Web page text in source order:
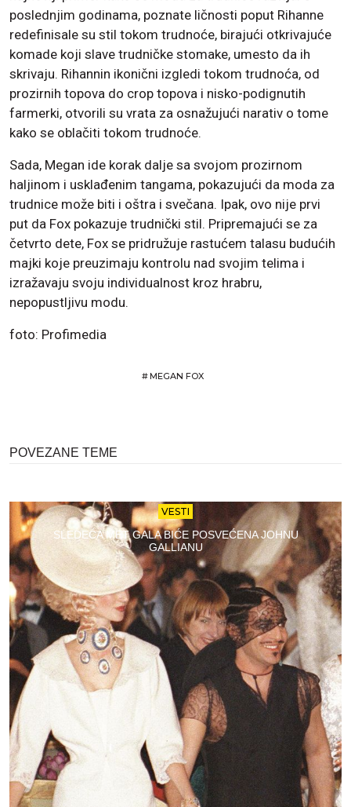
poslednjim godinama, poznate ličnosti poput Rihanne
redefinisale su stil tokom trudnoće, birajući otkrivajuće
komade koji slave trudničke stomake, umesto da ih
skrivaju. Rihannin ikonični izgledi tokom trudnoća, od
prozirnih topova do crop topova i nisko-podignutih
farmerki, otvorili su vrata za osnažujući narativ o tome
kako se oblačiti tokom trudnoće.
Sada, Megan ide korak dalje sa svojom prozirnom
haljinom i usklađenim tangama, pokazujući da moda za
trudnice može biti i oštra i svečana. Ipak, ovo nije prvi
put da Fox pokazuje trudnički stil. Pripremajući se za
četvrto dete, Fox se pridružuje rastućem talasu budućih
majki koje preuzimaju kontrolu nad svojim telima i
izražavaju svoju individualnost kroz hrabru,
nepopustljivu modu.
foto: Profimedia
#MEGAN FOX
POVEZANE TEME
VESTI
SLEDEĆA MET GALA BIĆE POSVEĆENA JOHNU
GALLIANU